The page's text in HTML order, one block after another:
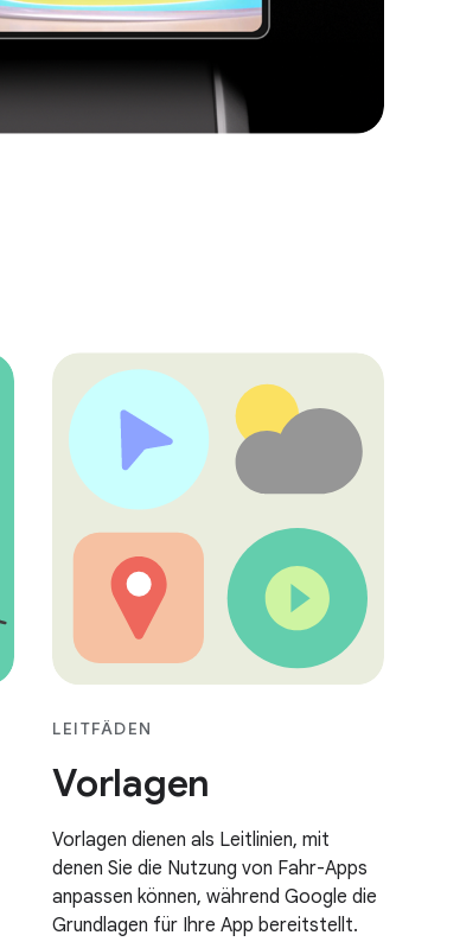
LEITFÄDEN
Vorlagen
Vorlagen dienen als Leitlinien, mit
denen Sie die Nutzung von Fahr-Apps
anpassen können, während Google die
Grundlagen für Ihre App bereitstellt.